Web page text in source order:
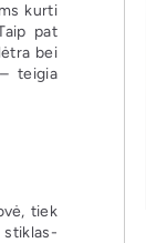
kurti
pat
bei
teigia
tiek
stiklas-